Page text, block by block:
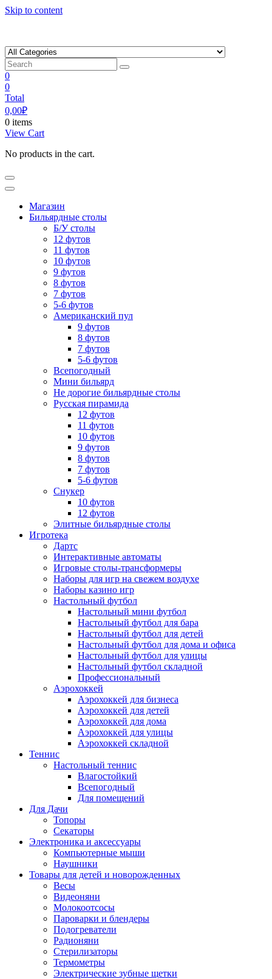
Skip to content
0
0
Total
0,00₽
0 items
View Cart
No products in the cart.
Магазин
Бильярдные столы
Б/У столы
12 футов
11 футов
10 футов
9 футов
8 футов
7 футов
5-6 футов
Американский пул
9 футов
8 футов
7 футов
5-6 футов
Всепогодный
Мини бильярд
Не дорогие бильярдные столы
Русская пирамида
12 футов
11 футов
10 футов
9 футов
8 футов
7 футов
5-6 футов
Снукер
10 футов
12 футов
Элитные бильярдные столы
Игротека
Дартс
Интерактивные автоматы
Игровые столы-трансформеры
Наборы для игр на свежем воздухе
Наборы казино игр
Настольный футбол
Настольный мини футбол
Настольный футбол для бара
Настольный футбол для детей
Настольный футбол для дома и офиса
Настольный футбол для улицы
Настольный футбол складной
Профессиональный
Аэрохоккей
Аэрохоккей для бизнеса
Аэрохоккей для детей
Аэрохоккей для дома
Аэрохоккей для улицы
Аэрохоккей складной
Теннис
Настольный теннис
Влагостойкий
Всепогодный
Для помещений
Для Дачи
Топоры
Секаторы
Электроника и аксессуары
Компьютерные мыши
Наушники
Товары для детей и новорожденных
Весы
Видеоняни
Молокоотсосы
Пароварки и блендеры
Подогреватели
Радионяни
Стерилизаторы
Термометры
Электрические зубные щетки